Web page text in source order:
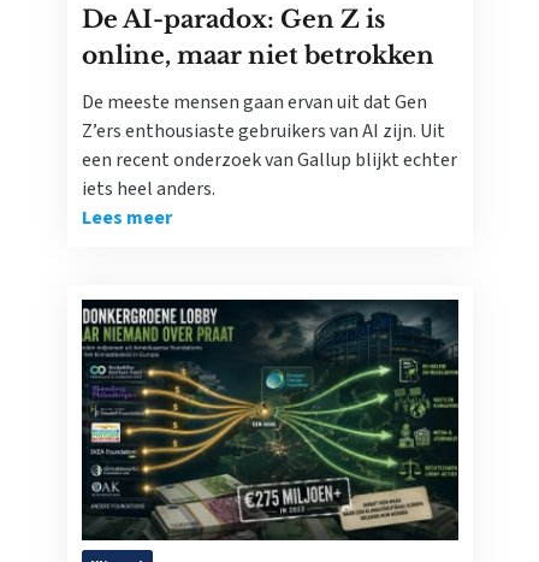
De AI-paradox: Gen Z is
online, maar niet betrokken
De meeste mensen gaan ervan uit dat Gen
Z’ers enthousiaste gebruikers van AI zijn. Uit
een recent onderzoek van Gallup blijkt echter
iets heel anders.
Lees meer